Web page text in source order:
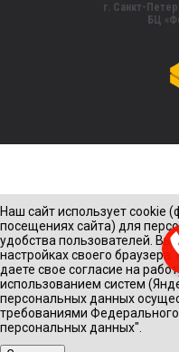
г. Санкт-
БЦ
Наш сайт использует
посещениях сайта) для
удобства пользователей. Вы
настройках своего
даете свое согласие на
использованием систем
персональных данных
требованиями
персональных данных".